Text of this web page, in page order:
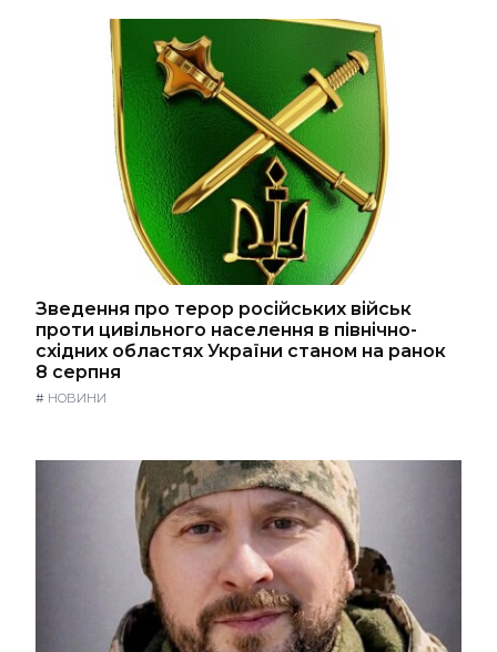
Зведення про терор російських військ
проти цивільного населення в північно-
східних областях України станом на ранок
8 серпня
# НОВИНИ